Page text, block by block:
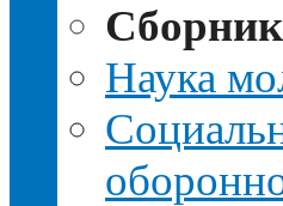
Наука